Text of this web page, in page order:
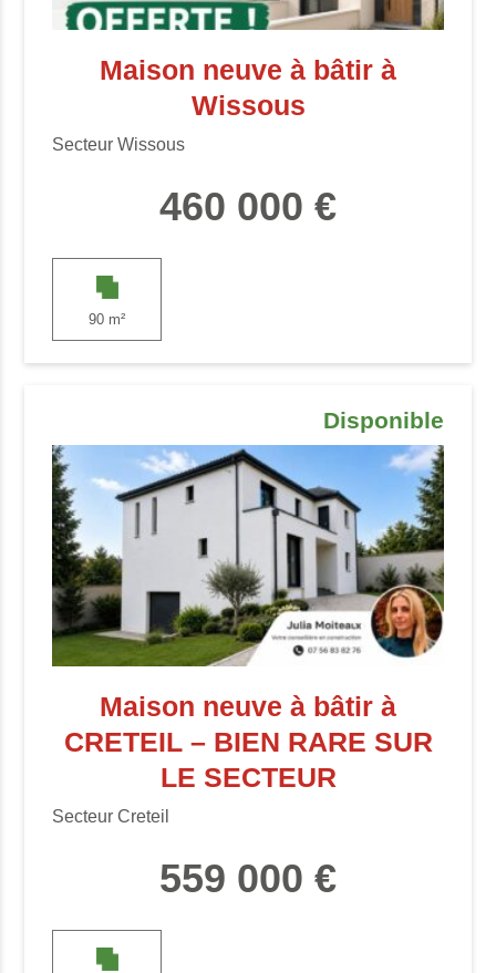
Maison neuve à bâtir à
Wissous
Secteur Wissous
460 000 €
90 m²
Disponible
Maison neuve à bâtir à
CRETEIL – BIEN RARE SUR
LE SECTEUR
Secteur Creteil
559 000 €